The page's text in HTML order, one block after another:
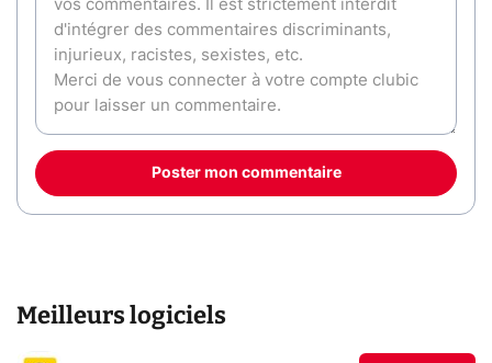
Poster mon commentaire
Meilleurs logiciels